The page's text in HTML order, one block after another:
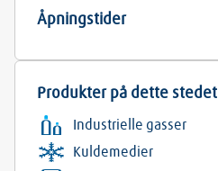
Åpningstider
Produkter på dette stedet
Industrielle gasser
Kuldemedier